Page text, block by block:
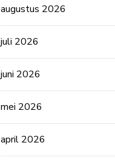
augustus 2026
juli 2026
juni 2026
mei 2026
april 2026